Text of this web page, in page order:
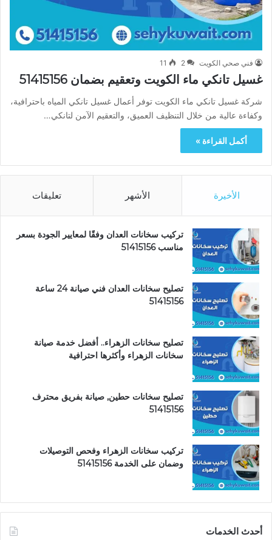
فني صحي الكويت 2
11
غسيل تانكي ماء الكويت وتعقيم بضمان 51415156
شركة غسيل تانكي ماء الكويت توفر أعمال غسيل تانكي المياه باحترافية،
وكفاءة عالية من خلال التنظيف العميق، والتعقيم الآمن لتانكي…
أكمل القراءة »
الأخيرة الأشهر تعليقات
تركيب سخانات العدان وفقًا لمعايير الجودة بسعر
مناسب 51415156
تصليح سخانات العدان فني صيانة 24 ساعة
51415156
تصليح سخانات الزهراء.. أفضل خدمة صيانة
سخانات الزهراء وأكثرها احترافية
تصليح سخانات حطين, صيانة بفريق محترف
51415156
تركيب سخانات الزهراء وفحص التوصيلات
وضمان على الخدمة 51415156
أحدث الخدمات